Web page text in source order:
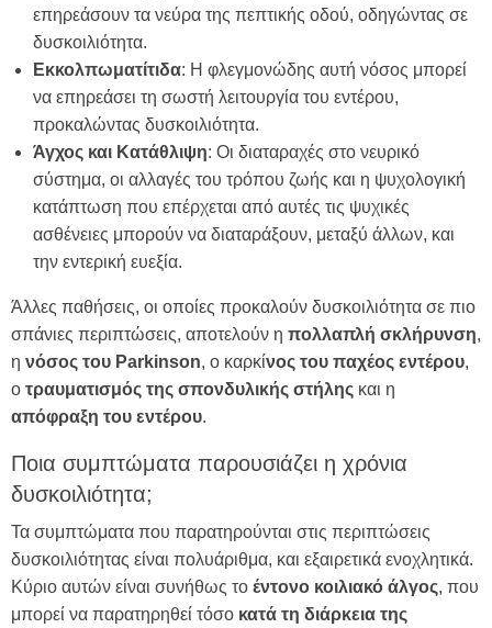
επηρεάσουν τα νεύρα της πεπτικής οδού, οδηγώντας σε
δυσκοιλιότητα.
Εκκολπωματίτιδα: Η φλεγμονώδης αυτή νόσος μπορεί
να επηρεάσει τη σωστή λειτουργία του εντέρου,
προκαλώντας δυσκοιλιότητα.
Άγχος και Κατάθλιψη: Οι διαταραχές στο νευρικό
σύστημα, οι αλλαγές του τρόπου ζωής και η ψυχολογική
κατάπτωση που επέρχεται από αυτές τις ψυχικές
ασθένειες μπορούν να διαταράξουν, μεταξύ άλλων, και
την εντερική ευεξία.
Άλλες παθήσεις, οι οποίες προκαλούν δυσκοιλιότητα σε πιο
σπάνιες περιπτώσεις, αποτελούν η πολλαπλή σκλήρυνση,
η νόσος του Parkinson, ο καρκίνος του παχέος εντέρου,
ο τραυματισμός της σπονδυλικής στήλης και η
απόφραξη του εντέρου.
Ποια συμπτώματα παρουσιάζει η χρόνια
δυσκοιλιότητα;
Τα συμπτώματα που παρατηρούνται στις περιπτώσεις
δυσκοιλιότητας είναι πολυάριθμα, και εξαιρετικά ενοχλητικά.
Κύριο αυτών είναι συνήθως το έντονο κοιλιακό άλγος, που
μπορεί να παρατηρηθεί τόσο κατά τη διάρκεια της